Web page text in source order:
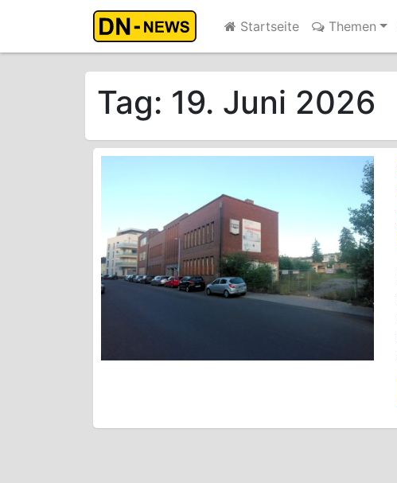
Startseite
Themen
Tag: 19. Juni 2026